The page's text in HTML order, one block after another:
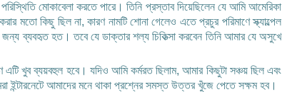
মোকাবেলা করতে পারে। তিনি প্রস্তাব দিয়েছিলেন যে আমি আমেরিকা
মতো কিছু ছিল না, কারণ নামটি শোনা গেলেও এতে প্রচুর পরিমাণে স্ক্যাল্পেল
জন্য ব্যবহৃত হত। তবে যে ডাক্তার শল্য চিকিত্সা করবেন তিনি আমার যে অসুখে
খুব ব্যয়বহুল হবে। যদিও আমি কর্মরত ছিলাম, আমার কিছুটা সঞ্চয় ছিল এবং
ইন্টারনেটে আমাদের মনে থাকা প্রশ্নের সমস্ত উত্তর খুঁজে পেতে সক্ষম হব।